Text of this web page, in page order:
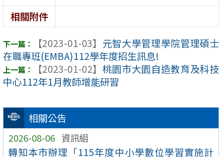
相關公告
2026-08-06 資訊組
轉知本市辦理「115年度中小學數位學習實施計
相關附件
【2023-01-03】 元智大學管理學院管理碩士
在職專班(EMBA)112學年度招生訊息!
【2023-01-02】 桃園市大園自造教育及科技
中心112年1月教師增能研習